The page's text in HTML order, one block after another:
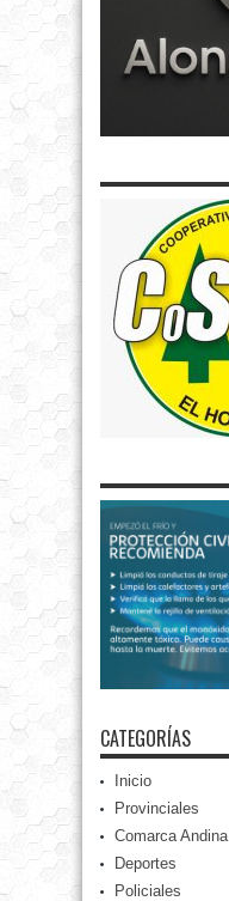
CATEGORÍAS
Inicio
Provinciales
Comarca Andina
Deportes
Policiales